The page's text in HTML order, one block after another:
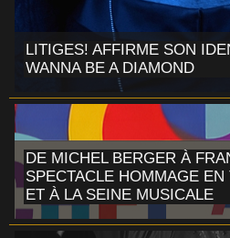
LITIGES! AFFIRME SON
WANNA BE A DIAMOND
DE MICHEL BERGER À
SPECTACLE HOMMAGE
ET À LA SEINE MUSICALE